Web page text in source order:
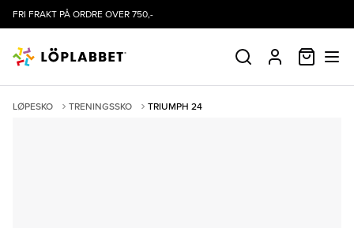
FRI FRAKT PÅ ORDRE OVER 750,-
SØK PROFIL
LØPESKO TRENINGSSKO TRIUMPH 24